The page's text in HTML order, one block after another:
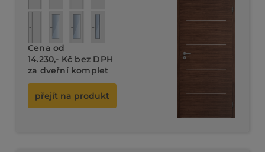
Cena od
14.230,- Kč bez DPH
za dveřní komplet
přejít na produkt